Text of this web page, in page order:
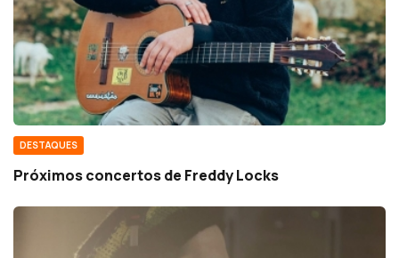
DESTAQUES
Próximos concertos de Freddy Locks